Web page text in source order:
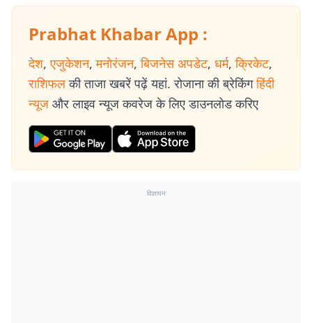
Prabhat Khabar App :
देश, एजुकेशन, मनोरंजन, बिजनेस अपडेट, धर्म, क्रिकेट,
राशिफल की ताजा खबरें पढ़ें यहां. रोजाना की ब्रेकिंग हिंदी
न्यूज और लाइव न्यूज कवरेज के लिए डाउनलोड करिए
विज्ञापन